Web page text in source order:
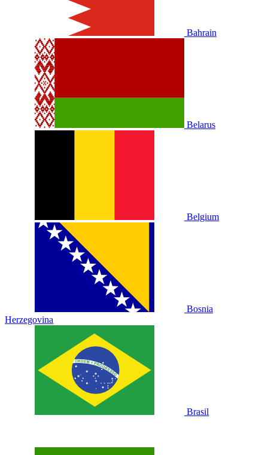
Bahrain
Belarus
Belgium
Bosnia
Herzegovina
Brasil